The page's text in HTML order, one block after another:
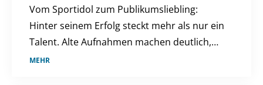
Vom Sportidol zum Publikumsliebling:
Hinter seinem Erfolg steckt mehr als nur ein
Talent. Alte Aufnahmen machen deutlich,
wie sehr sich sein Weg verändert hat.
MEHR